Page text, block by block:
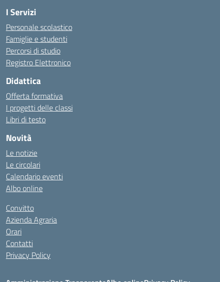
I Servizi
Personale scolastico
Famiglie e studenti
Percorsi di studio
Registro Elettronico
Didattica
Offerta formativa
I progetti delle classi
Libri di testo
Novità
Le notizie
Le circolari
Calendario eventi
Albo online
Convitto
Azienda Agraria
Orari
Contatti
Privacy Policy